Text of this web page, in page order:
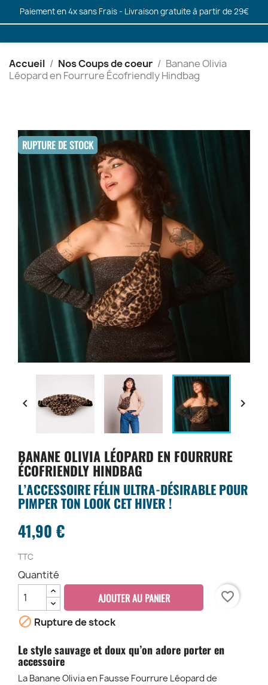
Paiement en 4x sans Frais - Livraison gratuite à partir de 29€
Accueil Nos Coups de coeur
Banane Olivia
Léopard en Fourrure Écofriendly Hindbag
RUPTURE DE STOCK
 
BANANE OLIVIA LÉOPARD EN FOURRURE
ÉCOFRIENDLY HINDBAG
L’ACCESSOIRE FÉLIN ULTRA-DÉSIRABLE POUR
PIMPER TON LOOK CET HIVER !
41,90 €
TTC
Quantité
AJOUTER AU PANIER favorite_border
 Rupture de stock
Le style sauvage et doux qu’on adore porter en
accessoire
La Banane Olivia en Fausse Fourrure Léopard de